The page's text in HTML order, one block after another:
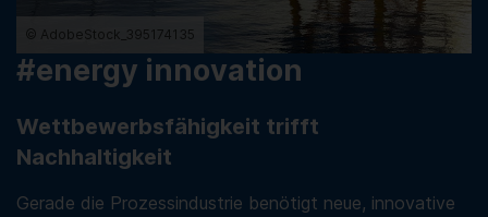
© AdobeStock_395174135
#energy innovation
Wettbewerbsfähigkeit trifft
Nachhaltigkeit
Gerade die Prozessindustrie benötigt neue, innovative